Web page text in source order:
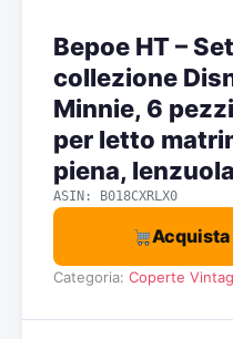
Bepoe HT –
collezione
Minnie, 6
per letto
piena,
ASIN: B018CXRLX0
Acquista
Categoria: Coperte